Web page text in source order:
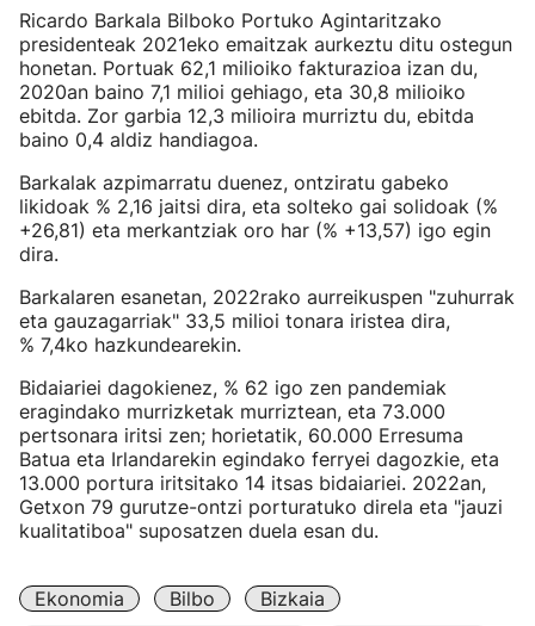
Ricardo Barkala Bilboko Portuko Agintaritzako
presidenteak 2021eko emaitzak aurkeztu ditu ostegun
honetan. Portuak 62,1 milioiko fakturazioa izan du,
2020an baino 7,1 milioi gehiago, eta 30,8 milioiko
ebitda. Zor garbia 12,3 milioira murriztu du, ebitda
baino 0,4 aldiz handiagoa.
Barkalak azpimarratu duenez, ontziratu gabeko
likidoak % 2,16 jaitsi dira, eta solteko gai solidoak (%
+26,81) eta merkantziak oro har (% +13,57) igo egin
dira.
Barkalaren esanetan, 2022rako aurreikuspen "zuhurrak
eta gauzagarriak" 33,5 milioi tonara iristea dira,
% 7,4ko hazkundearekin.
Bidaiariei dagokienez, % 62 igo zen pandemiak
eragindako murrizketak murriztean, eta 73.000
pertsonara iritsi zen; horietatik, 60.000 Erresuma
Batua eta Irlandarekin egindako ferryei dagozkie, eta
13.000 portura iritsitako 14 itsas bidaiariei. 2022an,
Getxon 79 gurutze-ontzi porturatuko direla eta "jauzi
kualitatiboa" suposatzen duela esan du.
Ekonomia Bilbo
Bizkaia